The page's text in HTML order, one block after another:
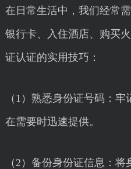
在日常生活中，我们经常
银行卡、入住酒店、购买
证认证的实用技巧：
（1）熟悉身份证号码：
在需要时迅速提供。
（2）备份身份证信息：